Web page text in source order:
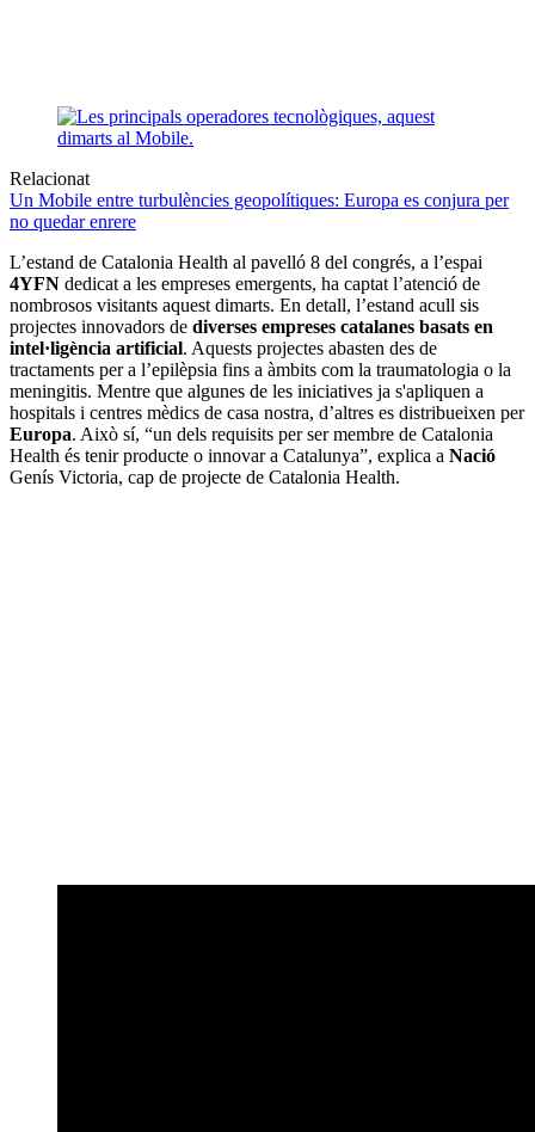
Relacionat
Un Mobile entre turbulències geopolítiques: Europa es conjura per
no quedar enrere
L’estand de Catalonia Health al pavelló 8 del congrés, a l’espai
4YFN dedicat a les empreses emergents, ha captat l’atenció de
nombrosos visitants aquest dimarts. En detall, l’estand acull sis
projectes innovadors de diverses empreses catalanes basats en
intel·ligència artificial. Aquests projectes abasten des de
tractaments per a l’epilèpsia fins a àmbits com la traumatologia o la
meningitis. Mentre que algunes de les iniciatives ja s'apliquen a
hospitals i centres mèdics de casa nostra, d’altres es distribueixen per
Europa. Això sí, “un dels requisits per ser membre de Catalonia
Health és tenir producte o innovar a Catalunya”, explica a Nació
Genís Victoria, cap de projecte de Catalonia Health.